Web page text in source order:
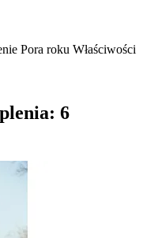
Pora roku Właściwości
6